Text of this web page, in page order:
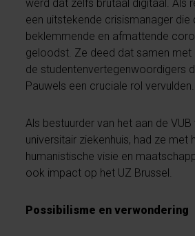
werd dat zelfs brutaal digitaal. Als
een uitstekende crisismanager die
beklemmende en afmattende
geloodst. Ze deed dat samen met
de studentenvertegenwoordigers
Pauwels een cruciale rol vervulden.
Als bestuurder van het aan de
universitair ziekenhuis, had ze met
humanistische visie en
ook impact op het UZ Brussel.
Possibilisme en verwondering